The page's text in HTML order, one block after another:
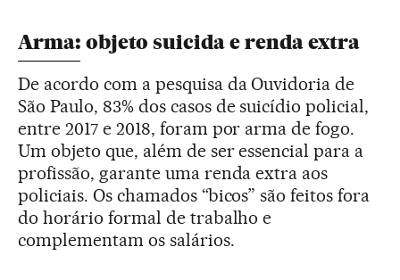
Arma: objeto suicida e renda extra
De acordo com a pesquisa da Ouvidoria de
São Paulo, 83% dos casos de suicídio policial,
entre 2017 e 2018, foram por arma de fogo.
Um objeto que, além de ser essencial para a
profissão, garante uma renda extra aos
policiais. Os chamados “bicos” são feitos fora
do horário formal de trabalho e
complementam os salários.